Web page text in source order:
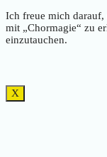
Ich freue mich
mit „Chormagie“ zu
einzutauchen.
X